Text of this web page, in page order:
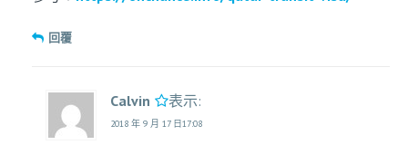
回覆
Calvin 表示:
2018 年 9 月 17 日17:08